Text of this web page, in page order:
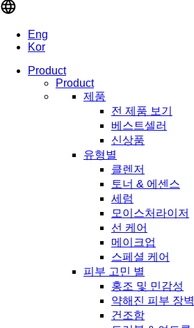
Eng
Kor
Product
Product
제품
전 제품 보기
베스트셀러
신상품
유형별
클렌저
토너 & 에센스
세럼
모이스처라이저
선 케어
메이크업
스페셜 케어
피부 고민 별
홍조 및 민감성
약해진 피부 장벽
건조함